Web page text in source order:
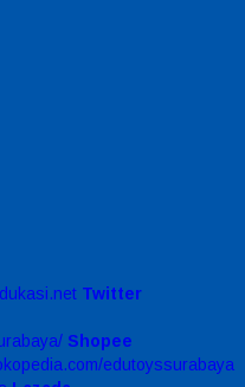
Twitter
Shopee
edutoyssurabaya